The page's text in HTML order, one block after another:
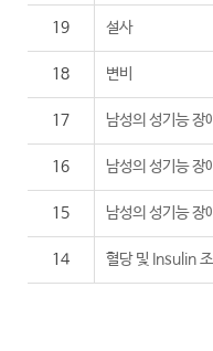
19 설사
18 변비
17 남성의 성기능
16 남성의 성기능
15 남성의 성기능
14 혈당 및 Insulin